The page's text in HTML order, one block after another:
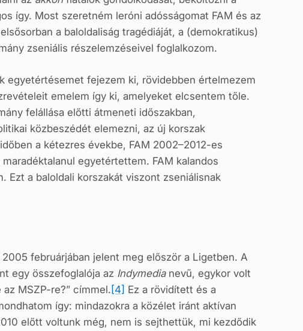
így. Most szeretném leróni adósságomat FAM és az
a baloldaliság tragédiáját, a (demokratikus)
zseniális részelemzéseivel foglalkozom.
egyetértésemet fejezem ki, rövidebben értelmezem
emelem így ki, amelyeket elcsentem tőle.
felállása előtti átmeneti időszakban,
közbeszédét elemezni, az új korszak
a kétezres évekbe, FAM 2002–2012-es
egyetértettem. FAM kalandos
Ezt a baloldali korszakát viszont zseniálisnak
februárjában jelent meg először a Ligetben. A
egy összefoglalója az Indymedianevű, egykor volt
MSZP-re?” címmel. [4] Ez a rövidített és a
így: mindazokra a közélet iránt aktívan
előtt voltunk még, nem is sejthettük, mi kezdődik